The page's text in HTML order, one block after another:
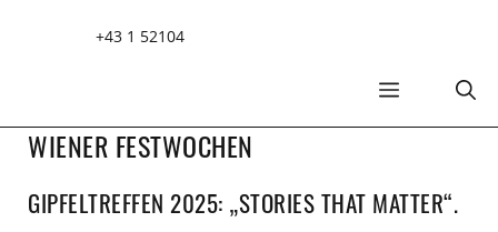
+43 1 52104
MENÜ
WIENER FESTWOCHEN
GIPFELTREFFEN 2025: „STORIES THAT MATTER“.